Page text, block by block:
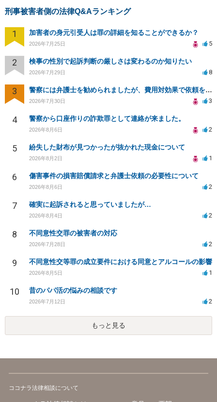
刑事被害者側の法律Q&Aランキング
1 加害者の身元引受人は罪の詳細を知ることができるか？
2026年7月25日 5
2 検事の性別で起訴判断の厳しさは変わるのか知りたい
2026年7月29日 8
3 警察には弁護士を勧められましたが、費用対効果で依頼をすることを躊躇しています。
2026年7月30日 3
4 警察から口座作りの詐欺罪として連絡が来ました。
2026年8月6日 2
5 紛失した財布が見つかったが抜かれた現金について
2026年8月2日 1
6 傷害事件の損害賠償請求と弁護士依頼の必要性について
2026年8月6日 2
7 確実に起訴されると思っていましたが…
2026年8月4日 2
8 不同意性交罪の被害者の対応
2026年7月28日 2
9 不同意性交等罪の成立要件における同意とアルコールの影響
2026年8月5日 1
10 昔のパパ活の悩みの相談です
2026年7月12日 2
もっと見る
ココナラ法律相談について